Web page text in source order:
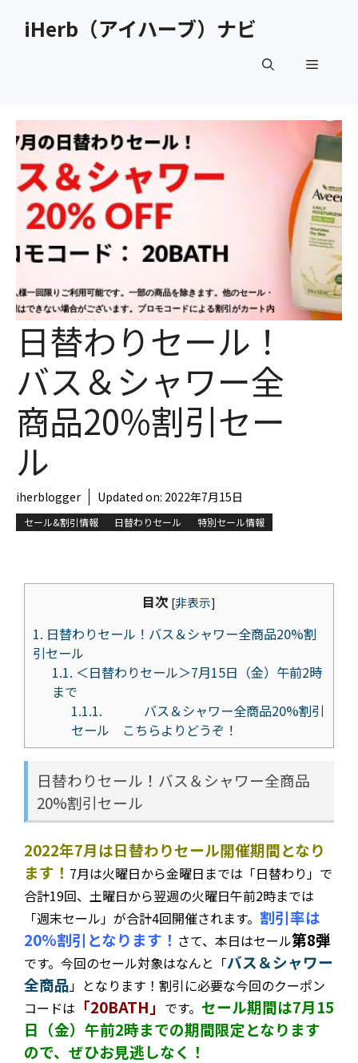
iHerb（アイハーブ）ナビ
メ
ュ
ー
日替わりセール！
バス＆シャワー全
商品20%割引セー
ル
iherblogger Updated on: 2022年7月15日
セール&割引情報 日替わりセール 特別セール情報
目次 [非表示]
1. 日替わりセール！バス＆シャワー全商品20%割
引セール
1.1. ＜日替わりセール＞7月15日（金）午前2時
まで
1.1.1. バス＆シャワー全商品20%割引
セール こちらよりどうぞ！
日替わりセール！バス＆シャワー全商品
20%割引セール
2022年7月は日替わりセール開催期間となり
ます！ 7月は火曜日から金曜日までは「日替わり」で
合計19回、土曜日から翌週の火曜日午前2時までは
「週末セール」が合計4回開催されます。 割引率は
20%割引となります！ さて、本日はセール第8弾
です。今回のセール対象はなんと「バス＆シャワー
全商品 」となります！割引に必要な今回のクーポン
コードは 「20BATH」 です。 セール期間は7月15
日（金）午前2時までの期間限定となります
ので、ぜひお見逃しなく！